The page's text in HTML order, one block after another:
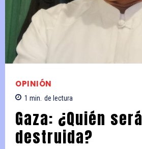
OPINIÓN
1 min. de lectura
Gaza: ¿Quién será
destruida?